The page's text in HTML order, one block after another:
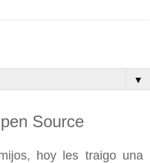
▼
Source
hoy les traigo una